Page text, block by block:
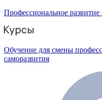
Профессиональное
Обучение для смены
саморазвития